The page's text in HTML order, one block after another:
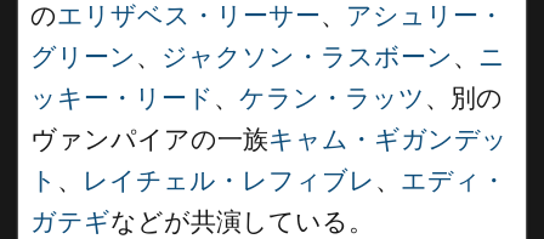
のエリザベス・リーサー、 アシュリー・
グリーン 、 ジャクソン・ラスボーン 、 ニ
ッキー・リード 、 ケラン・ラッツ 、別の
ヴァンパイアの一族キャム・ギガンデッ
ト 、 レイチェル・レフィブレ 、 エディ・
ガテギなどが共演している。